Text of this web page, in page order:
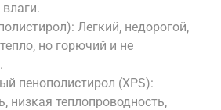
Легкий‚ недорогой‚
но горючий и не
пенополистирол (XPS):
низкая теплопроводность‚